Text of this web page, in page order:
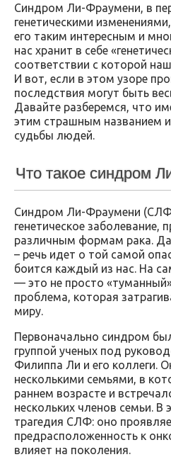
Синдром Ли-Фраумени, в
генетическими
его таким интересным и
нас хранит в себе
соответствии с которой
И вот, если в этом узоре
последствия могут быть
Давайте разберемся, что
этим страшным названием и
судьбы людей.
Что такое синдром
Синдром Ли-Фраумени
генетическое заболевание,
различным формам рака.
– речь идет о той самой
боится каждый из нас. На
— это не просто
проблема, которая
миру.
Первоначально синдром
группой ученых под
Филиппа Ли и его коллеги.
несколькими семьями, в
раннем возрасте и
нескольких членов семьи. В
трагедия СЛФ: оно
предрасположенность к
влияет на поколения.